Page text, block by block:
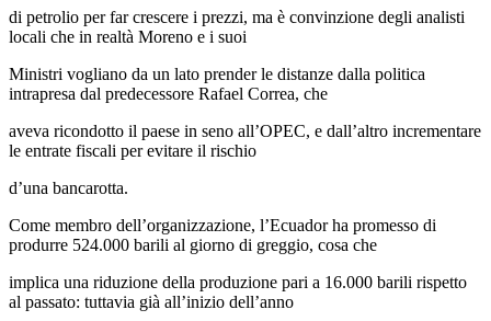
di petrolio per far crescere i prezzi, ma è convinzione degli analisti
locali che in realtà Moreno e i suoi
Ministri vogliano da un lato prender le distanze dalla politica
intrapresa dal predecessore Rafael Correa, che
aveva ricondotto il paese in seno all’OPEC, e dall’altro incrementare
le entrate fiscali per evitare il rischio
d’una bancarotta.
Come membro dell’organizzazione, l’Ecuador ha promesso di
produrre 524.000 barili al giorno di greggio, cosa che
implica una riduzione della produzione pari a 16.000 barili rispetto
al passato: tuttavia già all’inizio dell’anno